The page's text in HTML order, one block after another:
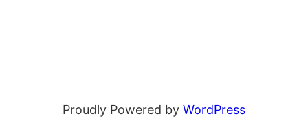
Proudly Powered by WordPress